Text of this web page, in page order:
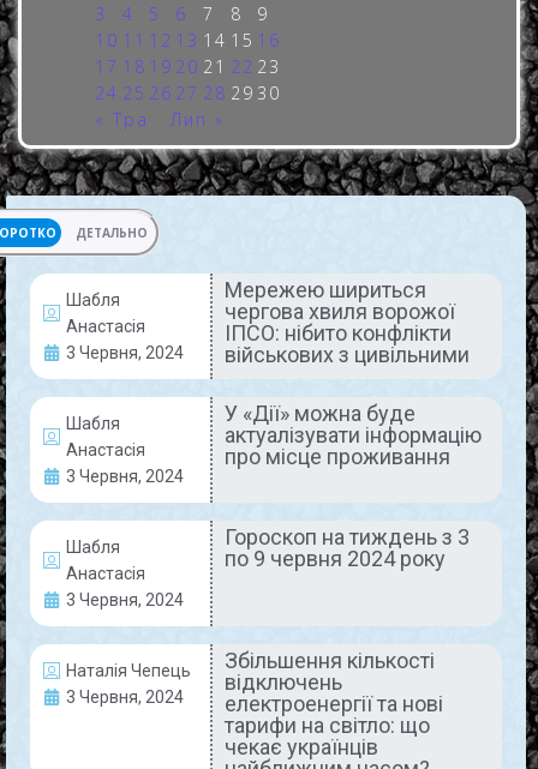
3
4 5 6 7 8
9
10 11 12 13 14 15 16
17 18 19 20 21 22 23
24 25 26 27 28 29 30
« Тра
Лип »
ДЕТАЛЬНО
Шабля
Анастасія
3 Червня, 2024
Мережею шириться
чергова хвиля ворожої
ІПСО: нібито конфлікти
військових з цивільними
Шабля
Анастасія
3 Червня, 2024
У «Дії» можна буде
актуалізувати інформацію
про місце проживання
Шабля
Анастасія
3 Червня, 2024
Гороскоп на тиждень з 3
по 9 червня 2024 року
Наталія Чепець
3 Червня, 2024
Збільшення кількості
відключень
електроенергії та нові
тарифи на світло: що
чекає українців
АКТУАЛЬНО
Мережею шириться чергова
хвиля ворожої ІПСО: нібито
конфлікти військових з
цивільними
На тимчасово окупованих територіях (ТОТ)
окупанти знімають відеоролики з метою
дискредитації українських військових. На